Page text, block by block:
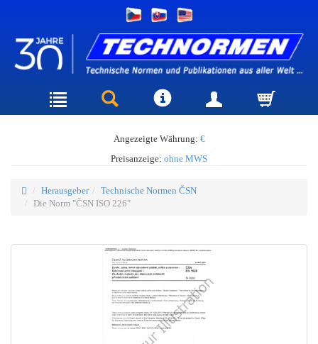
Angezeigte Währung: €
Preisanzeige: ohne MWS
Herausgeber
Technische Normen ČSN
Die Norm "ČSN ISO 226"